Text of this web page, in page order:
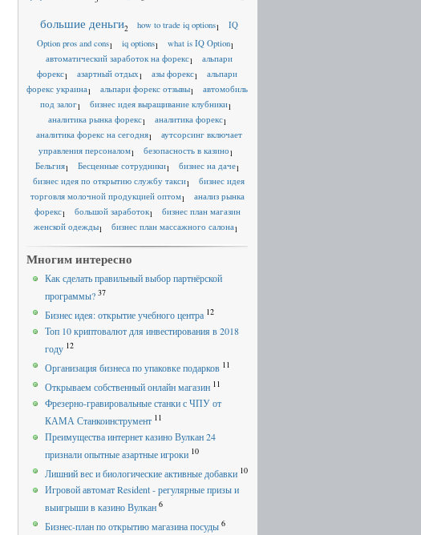
большие деньги2 how to trade iq options1
IQ
Option pros and cons1 iq options1 what is IQ Option1
автоматический заработок на форекс1
альпари
форекс1 азартный отдых1 азы форекс1
альпари
форекс украина1 альпари форекс отзывы1
автомобиль
под залог1 бизнес идея выращивание клубники1
аналитика рынка форекс1 аналитика форекс1
аналитика форекс на сегодня1
аутсорсинг включает
управления персоналом1 безопасность в казино1
Бельгия1 Бесценные сотрудники1 бизнес на даче1
бизнес идея по открытию службу такси1
бизнес идея
торговля молочной продукцией оптом1
анализ рынка
форекс1 большой заработок1
бизнес план магазин
женской одежды1 бизнес план массажного салона1
Многим интересно
Как сделать правильный выбор партнёрской
программы? 37
Бизнес идея: открытие учебного центра 12
Топ 10 криптовалют для инвестирования в 2018
году 12
Организация бизнеса по упаковке подарков 11
Открываем собственный онлайн магазин 11
Фрезерно-гравировальные станки с ЧПУ от
КАМА Станкоинструмент 11
Преимущества интернет казино Вулкан 24
признали опытные азартные игроки 10
Лишний вес и биологические активные добавки 10
Игровой автомат Resident - регулярные призы и
выигрыши в казино Вулкан 6
Бизнес-план по открытию магазина посуды 6